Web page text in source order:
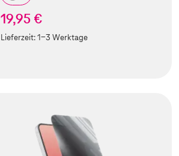
19,95 €
Lieferzeit:1-3 Werktage